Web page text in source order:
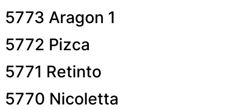
5773 Aragon 1
5772 Pizca
5771 Retinto
5770 Nicoletta